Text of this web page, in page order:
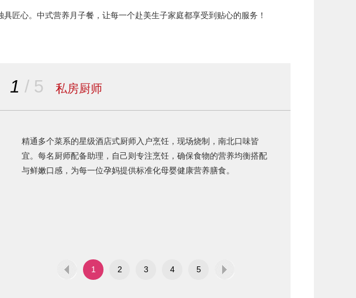
匠心。中式营养月子餐，让每一个赴美生子家庭都享受到贴心的服务！
1 / 5 私房厨师
精通多个菜系的星级酒店式厨师入户烹饪，现场烧制，南北口味皆
宜。每名厨师配备助理，自己则专注烹饪，确保食物的营养均衡搭配
与鲜嫩口感，为每一位孕妈提供标准化母婴健康营养膳食。
1 2 3 4 5